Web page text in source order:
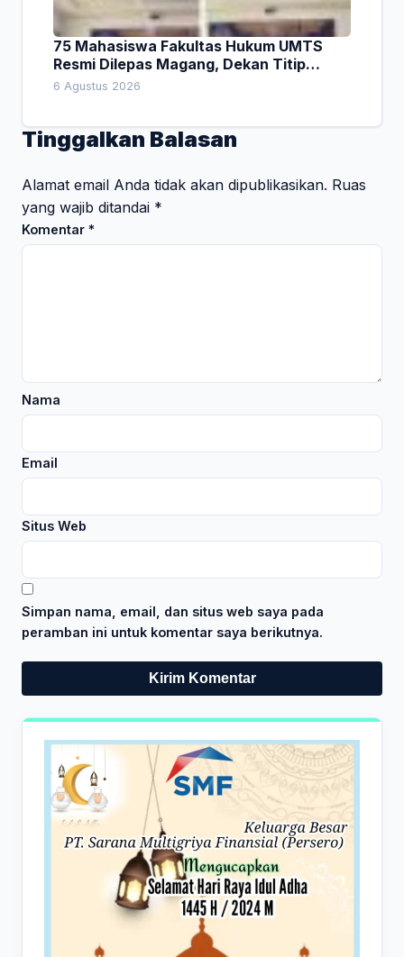
75 Mahasiswa Fakultas Hukum UMTS
Resmi Dilepas Magang, Dekan Titip
Empat Pesan Penting
6 Agustus 2026
Tinggalkan Balasan
Alamat email Anda tidak akan dipublikasikan. Ruas
yang wajib ditandai *
Komentar *
Nama
Email
Situs Web
Simpan nama, email, dan situs web saya pada
peramban ini untuk komentar saya berikutnya.